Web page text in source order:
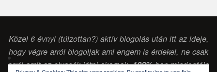
Közel 6 évnyi (túlzottan?) aktív blogolás után itt az ideje,
hogy végre arról blogoljak ami engem is érdekel, ne csak
arról amit az olvasók látni akarnak.100%-ban mindenféle